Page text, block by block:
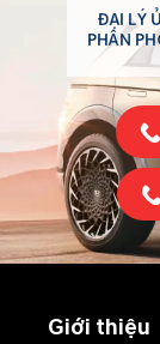
ĐẠI LÝ
PHÂN
Giới thiệu